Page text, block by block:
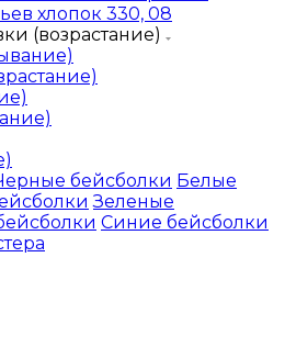
хлопок 330, 08
(возрастание)
бейсболки Белые
Зеленые
Синие бейсболки